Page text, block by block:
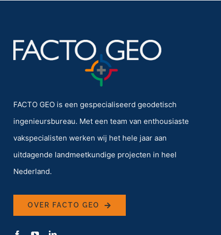
FACTO GEO is een gespecialiseerd geodetisch
ingenieursbureau. Met een team van enthousiaste
vakspecialisten werken wij het hele jaar aan
uitdagende landmeetkundige projecten in heel
Nederland.
OVER FACTO GEO